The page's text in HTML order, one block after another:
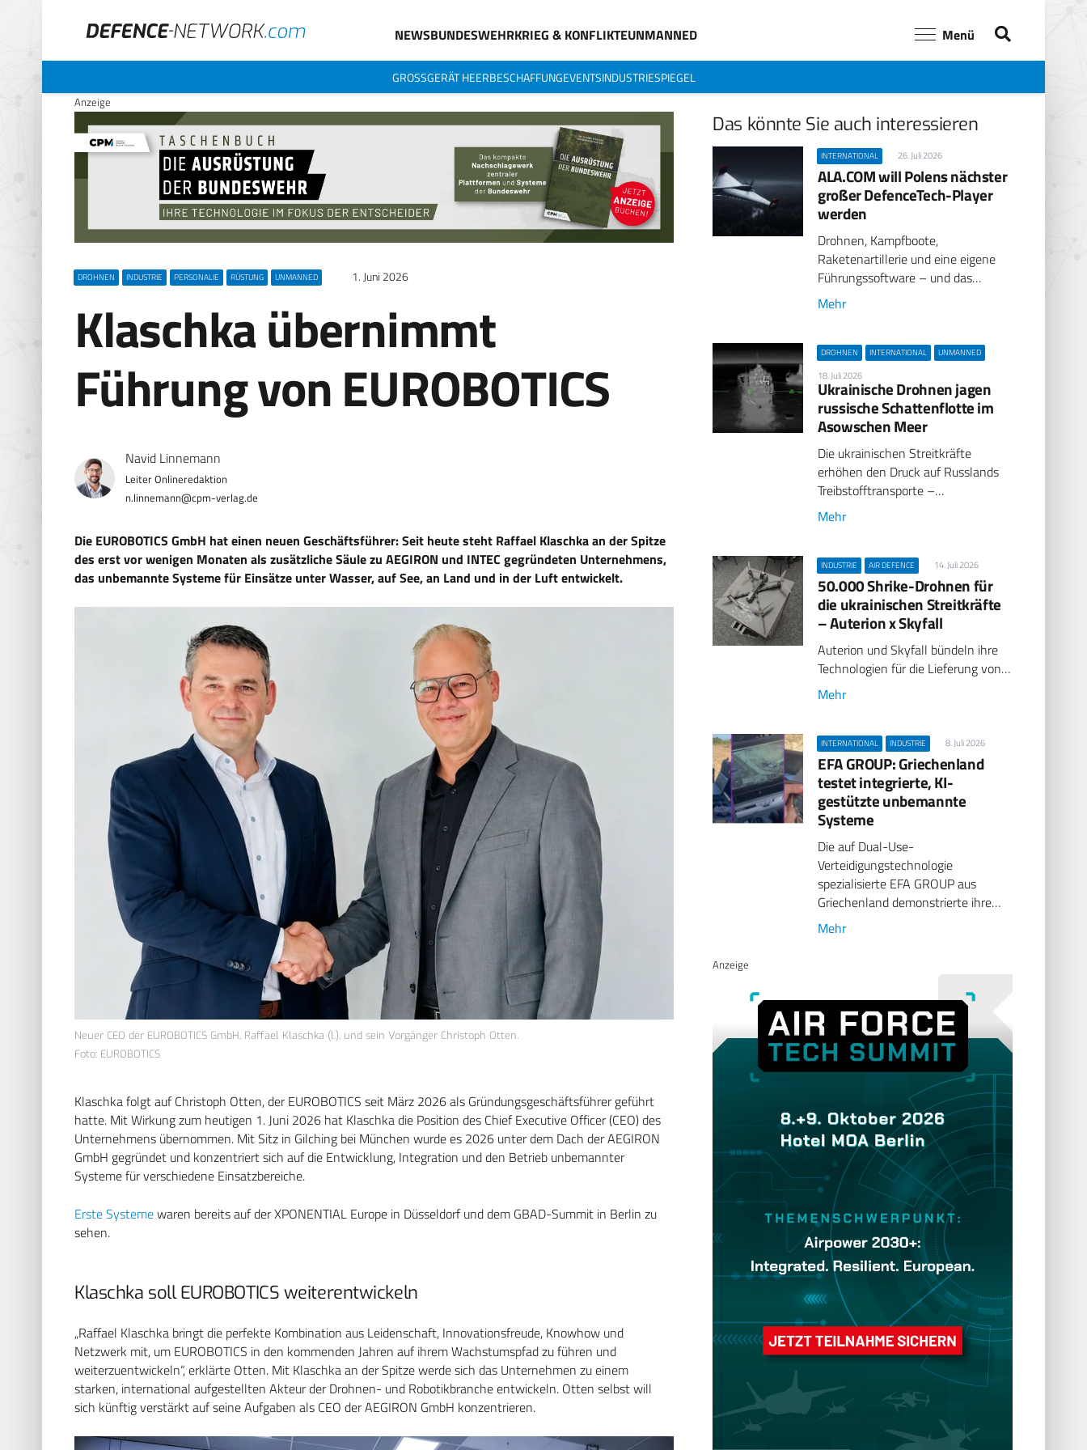
NEWSBUNDESWEHRKRIEG & KONFLIKTEUNMANNED Menü
GROSSGERÄT HEERBESCHAFFUNGEVENTSINDUSTRIESPIEGEL
Anzeige
DROHNEN INDUSTRIE PERSONALIE RÜSTUNG UNMANNED 1. Juni 2026
Klaschka übernimmt
Führung von EUROBOTICS
Navid Linnemann
Leiter Onlineredaktion
n.linnemann@cpm-verlag.de
Die EUROBOTICS GmbH hat einen neuen Geschäftsführer: Seit heute steht Raffael Klaschka an der Spitze
des erst vor wenigen Monaten als zusätzliche Säule zu AEGIRON und INTEC gegründeten Unternehmens,
das unbemannte Systeme für Einsätze unter Wasser, auf See, an Land und in der Luft entwickelt.
Neuer CEO der EUROBOTICS GmbH, Raffael Klaschka (l.), und sein Vorgänger Christoph Otten.
Foto: EUROBOTICS
Klaschka folgt auf Christoph Otten, der EUROBOTICS seit März 2026 als Gründungsgeschäftsführer geführt
hatte. Mit Wirkung zum heutigen 1. Juni 2026 hat Klaschka die Position des Chief Executive Officer (CEO) des
Unternehmens übernommen. Mit Sitz in Gilching bei München wurde es 2026 unter dem Dach der AEGIRON
GmbH gegründet und konzentriert sich auf die Entwicklung, Integration und den Betrieb unbemannter
Systeme für verschiedene Einsatzbereiche.
Erste Systemewaren bereits auf der XPONENTIAL Europe in Düsseldorf und dem GBAD-Summit in Berlin zu
sehen.
Klaschka soll EUROBOTICS weiterentwickeln
„Raffael Klaschka bringt die perfekte Kombination aus Leidenschaft, Innovationsfreude, Knowhow und
Netzwerk mit, um EUROBOTICS in den kommenden Jahren auf ihrem Wachstumspfad zu führen und
weiterzuentwickeln“, erklärte Otten. Mit Klaschka an der Spitze werde sich das Unternehmen zu einem
starken, international aufgestellten Akteur der Drohnen- und Robotikbranche entwickeln. Otten selbst will
sich künftig verstärkt auf seine Aufgaben als CEO der AEGIRON GmbH konzentrieren.
Das könnte Sie auch interessieren
INTERNATIONAL 26. Juli 2026
ALA.COM will Polens nächster
großer DefenceTech-Player
werden
Drohnen, Kampfboote,
Raketenartillerie und eine eigene
Führungssoftware – und das…
Mehr
DROHNEN INTERNATIONAL UNMANNED
18. Juli 2026
Ukrainische Drohnen jagen
russische Schattenflotte im
Asowschen Meer
Die ukrainischen Streitkräfte
erhöhen den Druck auf Russlands
Treibstofftransporte –…
Mehr
INDUSTRIE AIR DEFENCE 14. Juli 2026
50.000 Shrike-Drohnen für
die ukrainischen Streitkräfte
– Auterion x Skyfall
Auterion und Skyfall bündeln ihre
Technologien für die Lieferung von…
Mehr
INTERNATIONAL INDUSTRIE 8. Juli 2026
EFA GROUP: Griechenland
testet integrierte, KI-
gestützte unbemannte
Systeme
Die auf Dual-Use-
Verteidigungstechnologie
spezialisierte EFA GROUP aus
Griechenland demonstrierte ihre…
Mehr
Anzeige